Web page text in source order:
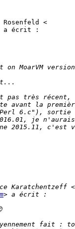
a écrit :